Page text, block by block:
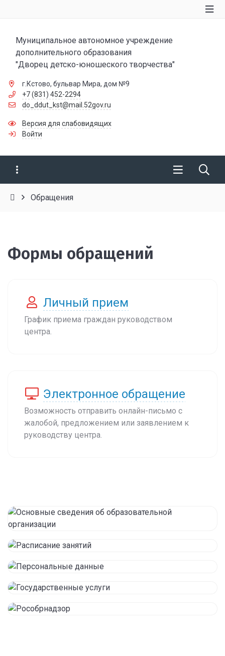
Муниципальное автономное учреждение
дополнительного образования
"Дворец детско-юношеского творчества"
г.Кстово, бульвар Мира, дом №9
+7 (831) 452-2294
do_ddut_kst@mail.52gov.ru
Версия для слабовидящих
Войти
Обращения
Формы обращений
Личный прием
График приема граждан руководством
центра.
Электронное обращение
Возможность отправить онлайн-письмо с
жалобой, предложением или заявлением к
руководству центра.